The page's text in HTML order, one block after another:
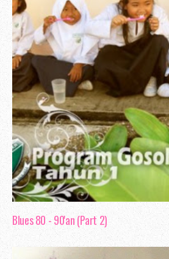
Blues 80 - 90'an (Part 2)